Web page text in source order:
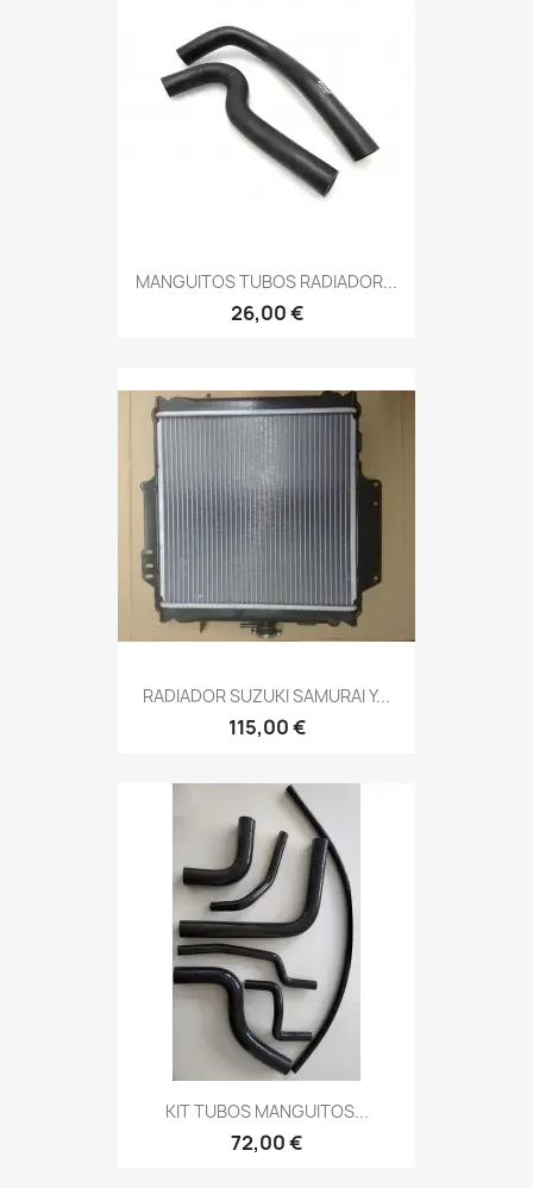
MANGUITOS TUBOS RADIADOR...
26,00 €
RADIADOR SUZUKI SAMURAI Y...
115,00 €
KIT TUBOS MANGUITOS...
72,00 €